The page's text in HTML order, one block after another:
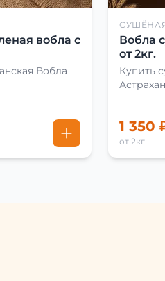
вобла с
Вобла
Вобла
от 2кг.
Купить
1 350
от 2кг